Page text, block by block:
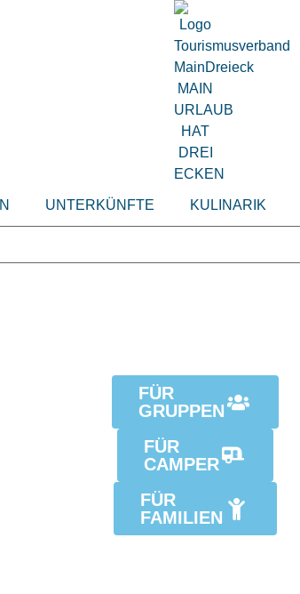
UNTERKÜNFTE KULINARIK
FÜR
GRUPPEN
FÜR
CAMPER
FÜR
FAMILIEN